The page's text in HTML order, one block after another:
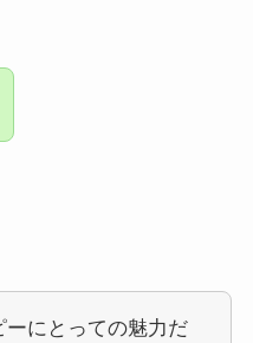
にとっての魅力だ